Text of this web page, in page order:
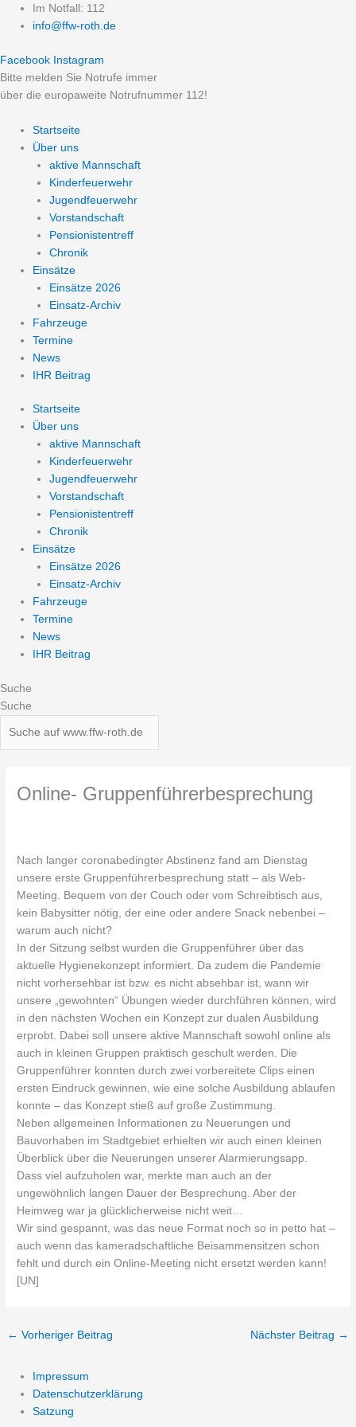
Zum
Inhalt
Im Notfall: 112
info@ffw-roth.de
Facebook Instagram
Bitte melden Sie Notrufe immer
über die europaweite Notrufnummer 112!
Startseite
Über uns
aktive Mannschaft
Kinderfeuerwehr
Jugendfeuerwehr
Vorstandschaft
Pensionistentreff
Chronik
Einsätze
Einsätze 2026
Einsatz-Archiv
Fahrzeuge
Termine
News
IHR Beitrag
Startseite
Über uns
aktive Mannschaft
Kinderfeuerwehr
Jugendfeuerwehr
Vorstandschaft
Pensionistentreff
Chronik
Einsätze
Einsätze 2026
Einsatz-Archiv
Fahrzeuge
Termine
News
IHR Beitrag
Suche
Suche
Online- Gruppenführerbesprechung
Nach langer coronabedingter Abstinenz fand am Dienstag
unsere erste Gruppenführerbesprechung statt – als Web-
Meeting. Bequem von der Couch oder vom Schreibtisch aus,
kein Babysitter nötig, der eine oder andere Snack nebenbei –
warum auch nicht?
In der Sitzung selbst wurden die Gruppenführer über das
aktuelle Hygienekonzept informiert. Da zudem die Pandemie
nicht vorhersehbar ist bzw. es nicht absehbar ist, wann wir
unsere „gewohnten“ Übungen wieder durchführen können, wird
in den nächsten Wochen ein Konzept zur dualen Ausbildung
erprobt. Dabei soll unsere aktive Mannschaft sowohl online als
auch in kleinen Gruppen praktisch geschult werden. Die
Gruppenführer konnten durch zwei vorbereitete Clips einen
ersten Eindruck gewinnen, wie eine solche Ausbildung ablaufen
konnte – das Konzept stieß auf große Zustimmung.
Neben allgemeinen Informationen zu Neuerungen und
Bauvorhaben im Stadtgebiet erhielten wir auch einen kleinen
Überblick über die Neuerungen unserer Alarmierungsapp.
Dass viel aufzuholen war, merkte man auch an der
ungewöhnlich langen Dauer der Besprechung. Aber der
Heimweg war ja glücklicherweise nicht weit…
Wir sind gespannt, was das neue Format noch so in petto hat –
auch wenn das kameradschaftliche Beisammensitzen schon
fehlt und durch ein Online-Meeting nicht ersetzt werden kann!
[UN]
← Vorheriger Beitrag Nächster Beitrag →
Impressum
Datenschutzerklärung
Satzung